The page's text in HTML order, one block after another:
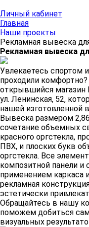
Личный кабинет
Главная
Наши проекты
Рекламная вывеска
Рекламная вывеска
Увлекаетесь спортом
проходили
открывшийся магазин
ул. Ленинская, 52,
нашей изготовленной
Вывеска размером
сочетание объемных
красного оргстекла,
ПВХ, и плоских букв
оргстекла. Все
композитной панели
применением каркаса
рекламная
эстетически
Обращайтесь в нашу
поможем добиться
визуальных